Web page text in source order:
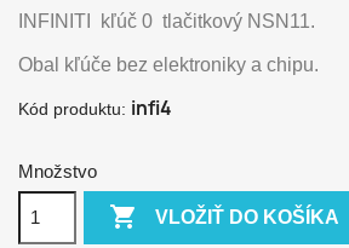
INFINITI kľúč 0 tlačitkový NSN11.
Obal kľúče bez elektroniky a chipu.
Kód produktu: infi4
Množstvo
 VLOŽIŤ DO KOŠÍKA